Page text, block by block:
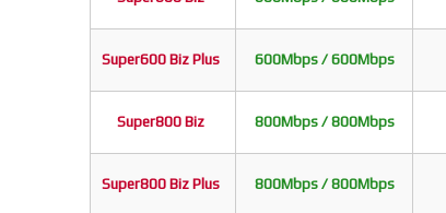
Super600 Biz Plus 600Mbps / 600Mbps
Super800 Biz 800Mbps / 800Mbps
Super800 Biz Plus 800Mbps / 800Mbps